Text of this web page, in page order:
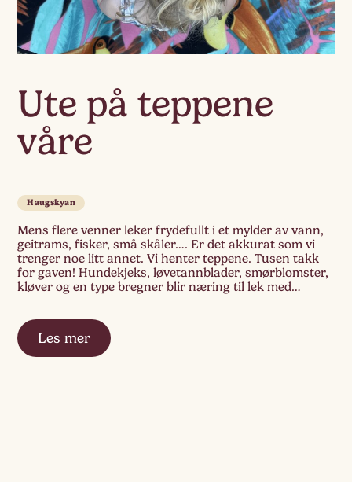
Ute på teppene
våre
Haugskyan
Mens flere venner leker frydefullt i et mylder av vann,
geitrams, fisker, små skåler…. Er det akkurat som vi
trenger noe litt annet. Vi henter teppene. Tusen takk
for gaven! Hundekjeks, løvetannblader, smørblomster,
kløver og en type bregner blir næring til lek med
Les mer